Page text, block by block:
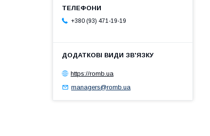
+380 (93) 471-19-19
https://romb.ua
managers@romb.ua